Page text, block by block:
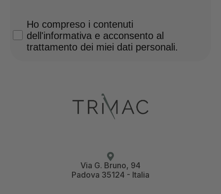
Privacy Policy
Ho compreso i contenuti
dell'informativa e acconsento al
trattamento dei miei dati personali.
Via G. Bruno, 94
Padova 35124 - Italia